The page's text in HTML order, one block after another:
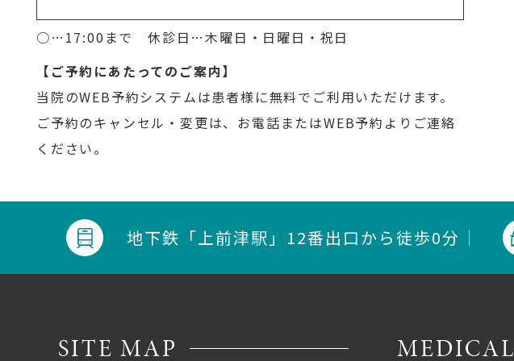
○…17:00まで 休診日…木曜日・日曜日・祝日
【ご予約にあたってのご案内】
当院のWEB予約システムは患者様に無料でご利用いただけます。
ご予約のキャンセル・変更は、お電話またはWEB予約よりご連絡
ください。
地下鉄 「上前津駅」12番出口から徒歩0分
SITE MAP MEDICAL